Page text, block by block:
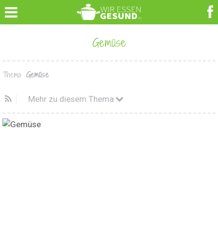
Gemüse
Thema: Gemüse
Mehr zu diesem Thema